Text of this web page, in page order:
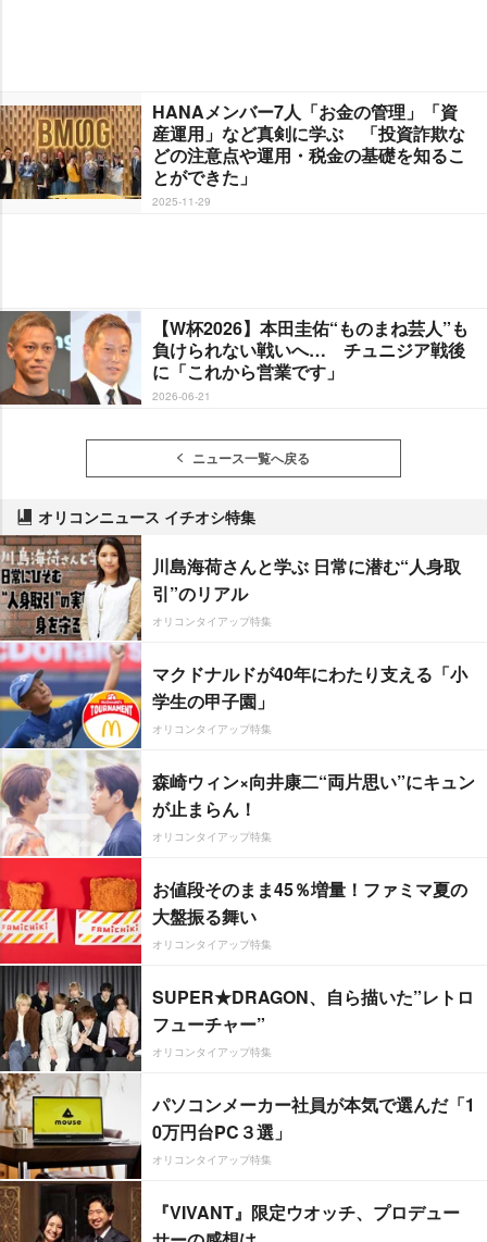
HANAメンバー7人「お金の管理」「資
産運用」など真剣に学ぶ 「投資詐欺な
どの注意点や運用・税金の基礎を知るこ
とができた」
2025-11-29
【W杯2026】本田圭佑“ものまね芸人”も
負けられない戦いへ… チュニジア戦後
に「これから営業です」
2026-06-21
ニュース一覧へ戻る
オリコンニュース イチオシ特集
川島海荷さんと学ぶ 日常に潜む“人身取
引”のリアル
オリコンタイアップ特集
マクドナルドが40年にわたり支える「小
学生の甲子園」
オリコンタイアップ特集
森崎ウィン×向井康二“両片思い”にキュン
が止まらん！
オリコンタイアップ特集
お値段そのまま45％増量！ファミマ夏の
大盤振る舞い
オリコンタイアップ特集
SUPER★DRAGON、自ら描いた”レトロ
フューチャー”
オリコンタイアップ特集
パソコンメーカー社員が本気で選んだ「1
0万円台PC３選」
オリコンタイアップ特集
『VIVANT』限定ウオッチ、プロデュー